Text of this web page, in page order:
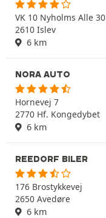
VK 10 Nyholms Alle 30
2610 Islev
6 km
NORA AUTO
Hornevej 7
2770 Hf. Kongedybet
6 km
REEDORF BILER
176 Brostykkevej
2650 Avedøre
6 km